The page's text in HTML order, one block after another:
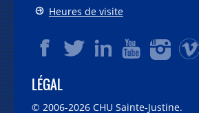
Heures de visite
LÉGAL
© 2006-2026CHU Sainte-Justine.